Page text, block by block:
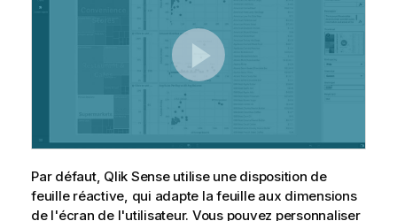
Par défaut, Qlik Senseutilise une disposition de
feuille réactive, qui adapte la feuille aux dimensions
de l'écran de l'utilisateur. Vous pouvez personnaliser